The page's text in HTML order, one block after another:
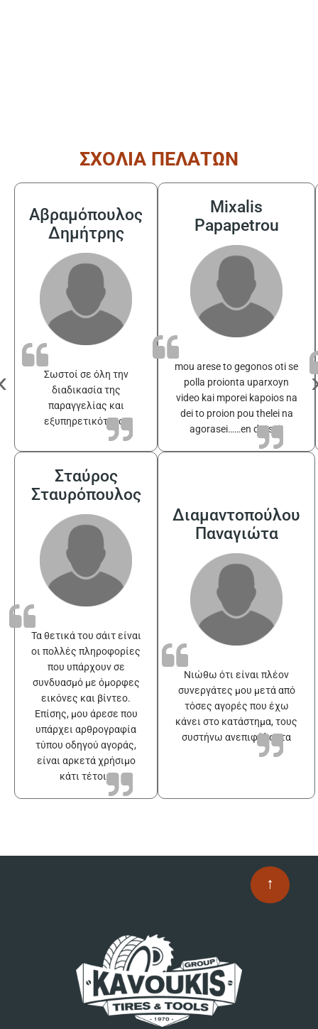
ΣΧΟΛΙΑ ΠΕΛΑΤΩΝ
Αβραμόπουλος
Δημήτρης
Σωστοί σε όλη την
διαδικασία της
παραγγελίας και
εξυπηρετικότατοι
Mixalis
Papapetrou
mou arese to gegonos oti se
polla proionta uparxoyn
video kai mporei kapoios na
dei to proion pou thelei na
agorasei……en drasei!
Σταύρος
Σταυρόπουλος
Τα θετικά του σάιτ είναι
οι πολλές πληροφορίες
που υπάρχουν σε
συνδυασμό με όμορφες
εικόνες και βίντεο.
Επίσης, μου άρεσε που
υπάρχει αρθρογραφία
τύπου οδηγού αγοράς,
είναι αρκετά χρήσιμο
κάτι τέτοιο
Διαμαντοπούλου
Παναγιώτα
Νιώθω ότι είναι πλέον
συνεργάτες μου μετά από
τόσες αγορές που έχω
κάνει στο κατάστημα, τους
συστήνω ανεπιφύλακτα
↑